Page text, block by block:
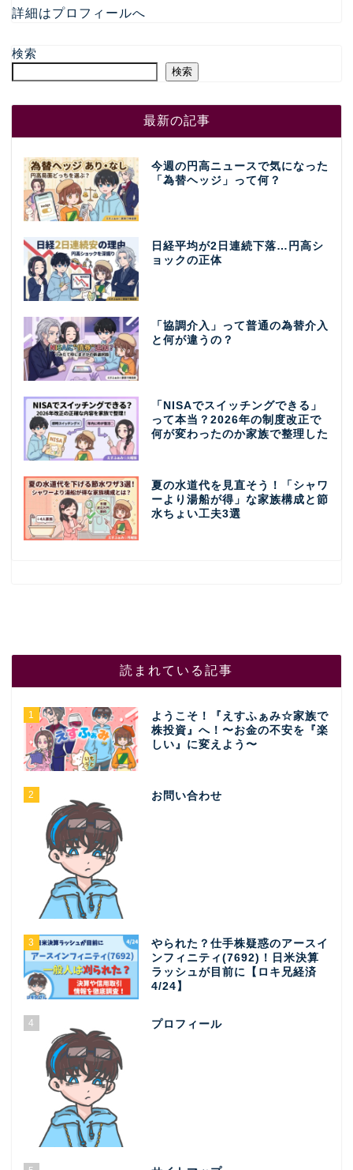
詳細はプロフィールへ
検索
検索
最新の記事
今週の円高ニュースで気になった
「為替ヘッジ」って何？
日経平均が2日連続下落…円高シ
ョックの正体
「協調介入」って普通の為替介入
と何が違うの？
「NISAでスイッチングできる」
って本当？2026年の制度改正で
何が変わったのか家族で整理した
夏の水道代を見直そう！「シャワ
ーより湯船が得」な家族構成と節
水ちょい工夫3選
読まれている記事
1
ようこそ！『えすふぁみ☆家族で
株投資』へ！〜お金の不安を『楽
しい』に変えよう〜
2 お問い合わせ
3
やられた？仕手株疑惑のアースイ
ンフィニティ(7692)！日米決算
ラッシュが目前に【ロキ兄経済
4/24】
4 プロフィール